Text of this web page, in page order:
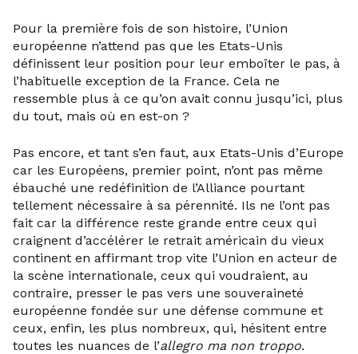
Pour la première fois de son histoire, l’Union
européenne n’attend pas que les Etats-Unis
définissent leur position pour leur emboîter le pas, à
l’habituelle exception de la France. Cela ne
ressemble plus à ce qu’on avait connu jusqu’ici, plus
du tout, mais où en est-on ?
Pas encore, et tant s’en faut, aux Etats-Unis d’Europe
car les Européens, premier point, n’ont pas même
ébauché une redéfinition de l’Alliance pourtant
tellement nécessaire à sa pérennité. Ils ne l’ont pas
fait car la différence reste grande entre ceux qui
craignent d’accélérer le retrait américain du vieux
continent en affirmant trop vite l’Union en acteur de
la scène internationale, ceux qui voudraient, au
contraire, presser le pas vers une souveraineté
européenne fondée sur une défense commune et
ceux, enfin, les plus nombreux, qui, hésitent entre
toutes les nuances de l’allegro ma non troppo.